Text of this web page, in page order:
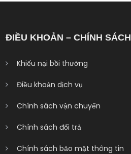
ĐIỀU KHOẢN – CHÍNH SÁCH
Khiếu nại bồi thường
Điều khoản dịch vụ
Chính sách vận chuyển
Chính sách đổi trả
Chính sách bảo mật thông tin